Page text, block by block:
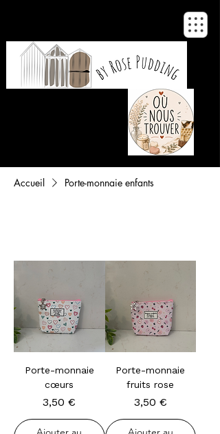
Accueil Porte-monnaie enfants
Porte-monnaie
cœurs
Prix
3,50 €
Porte-monnaie
fruits rose
Prix
3,50 €